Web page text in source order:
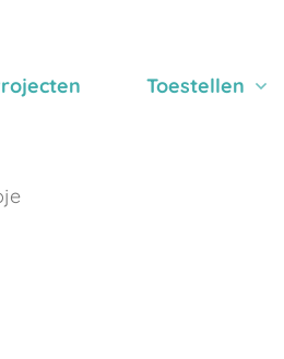
Toestellen